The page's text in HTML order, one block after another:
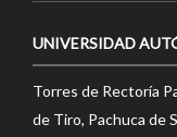
UNIVERSIDAD
Torres de Rectoría
de Tiro, Pachuca de